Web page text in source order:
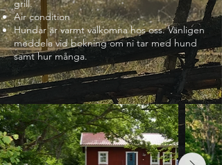
grill.
Air condition
Hundar är varmt välkomna hos oss. Vänligen
meddela vid bokning om ni tar med hund
samt hur många.